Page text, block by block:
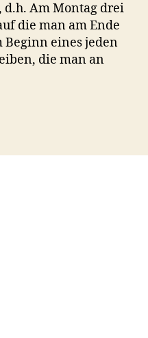
Am Montag drei
die man am Ende
Beginn eines jeden
die man an